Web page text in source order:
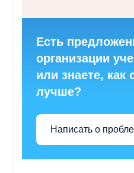
Есть
организации
или знаете, как
лучше?
Написать о